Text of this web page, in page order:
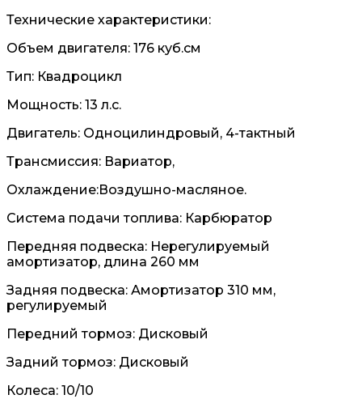
Технические характеристики:
Объем двигателя: 176 куб.см
Тип: Квадроцикл
Мощность: 13 л.с.
Двигатель: Одноцилиндровый, 4-тактный
Трансмиссия: Вариатор,
Охлаждение:Воздушно-масляное.
Система подачи топлива: Карбюратор
Передняя подвеска: Нерегулируемый
амортизатор, длина 260 мм
Задняя подвеска: Амортизатор 310 мм,
регулируемый
Передний тормоз: Дисковый
Задний тормоз: Дисковый
Колеса: 10/10